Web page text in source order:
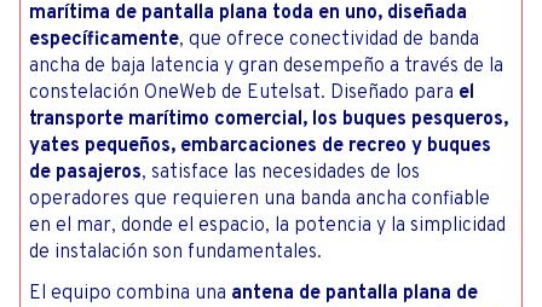
marítima de pantalla plana toda en uno, diseñada
específicamente, que ofrece conectividad de banda
ancha de baja latencia y gran desempeño a través de la
constelación OneWeb de Eutelsat. Diseñado para el
transporte marítimo comercial, los buques pesqueros,
yates pequeños, embarcaciones de recreo y buques
de pasajeros, satisface las necesidades de los
operadores que requieren una banda ancha confiable
en el mar, donde el espacio, la potencia y la simplicidad
de instalación son fundamentales.
El equipo combina una antena de pantalla plana de